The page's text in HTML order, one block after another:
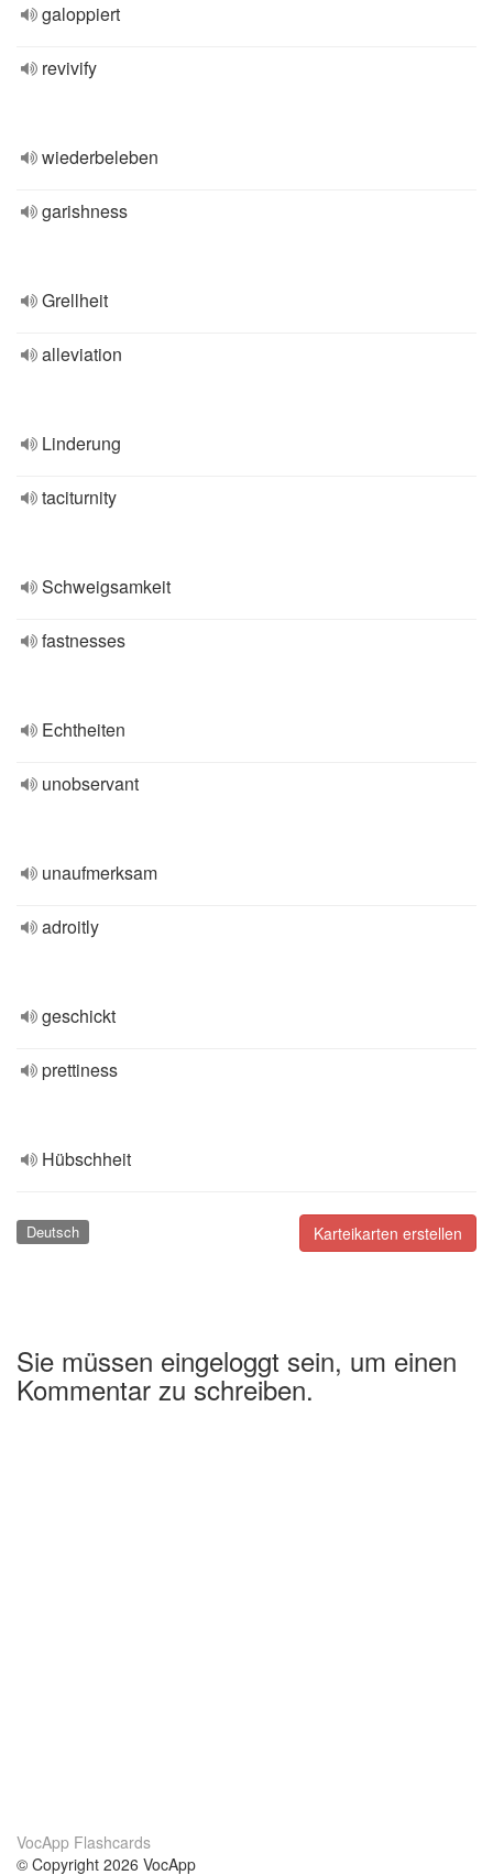
galoppiert
revivify
wiederbeleben
garishness
Grellheit
alleviation
Linderung
taciturnity
Schweigsamkeit
fastnesses
Echtheiten
unobservant
unaufmerksam
adroitly
geschickt
prettiness
Hübschheit
Karteikarten erstellen
Deutsch
Sie müssen eingeloggt sein, um einen
Kommentar zu schreiben.
VocApp Flashcards
© Copyright 2026 VocApp